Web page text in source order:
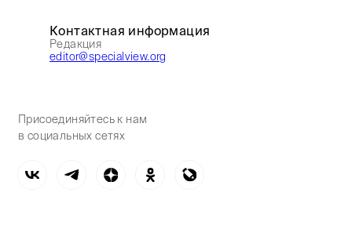
Контактная информация
Редакция
editor@specialview.org
Присоединяйтесь к нам
в социальных сетях